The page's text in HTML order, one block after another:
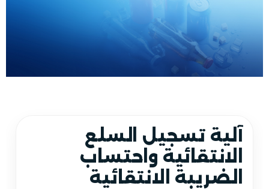
آلية تسجيل السلع
الانتقائية واحتساب
الضريبة الانتقائية